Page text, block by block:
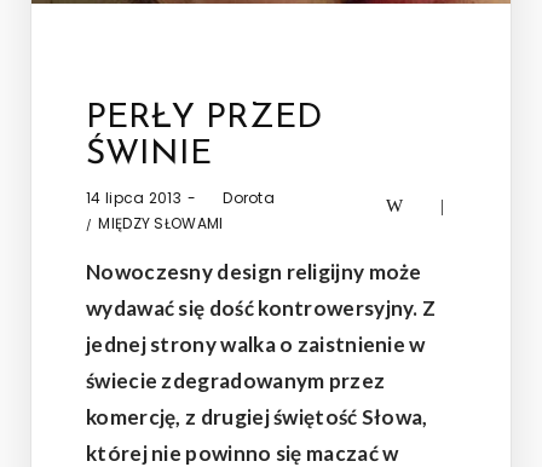
PERŁY PRZED
ŚWINIE
Posted
on
14 lipca 2013 byDorota
Posted
MIĘDZY SŁOWAMI
Nowoczesny design religijny może
wydawać się dość kontrowersyjny. Z
jednej strony walka o zaistnienie w
świecie zdegradowanym przez
komercję, z drugiej świętość Słowa,
której nie powinno się maczać w